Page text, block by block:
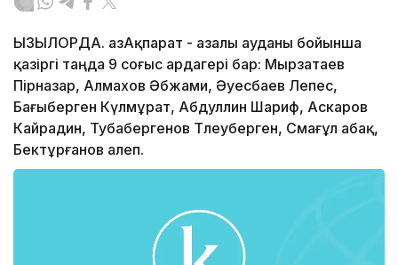
ҚЫЗЫЛОРДА. ҚазАқпарат - Қазалы ауданы бойынша
қазіргі таңда 9 соғыс ардагері бар: Мырзатаев
Пірназар, Алмахов Әбжами, Әуесбаев Лепес,
Бағыберген Күлмұрат, Абдуллин Шариф, Аскаров
Кайрадин, Тубабергенов Тлеуберген, Смағұл Қабақ,
Бектұрғанов Қалеп.